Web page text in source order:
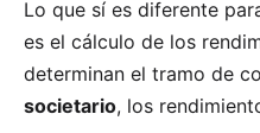
Lo que sí es diferente
es el cálculo de los
determinan el tramo de
societario, los